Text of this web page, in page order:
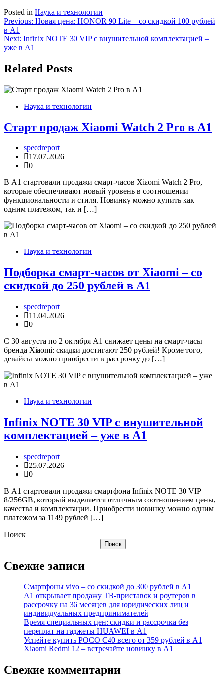
Posted in Наука и технологии
Навигация
по
записям
Previous: Новая цена: HONOR 90 Lite – со скидкой 100 рублей
в А1
Next: Infinix NOTE 30 VIP с внушительной комплектацией –
уже в А1
Related Posts
Наука и технологии
Старт продаж Xiaomi Watch 2 Pro в А1
speedreport
17.07.2026
0
В А1 стартовали продажи смарт-часов Xiaomi Watch 2 Pro,
которые обеспечивают новый уровень в соотношении
функциональности и стиля. Новинку можно купить как
одним платежом, так и […]
Наука и технологии
Подборка смарт-часов от Xiaomi – со
скидкой до 250 рублей в А1
speedreport
11.04.2026
0
С 30 августа по 2 октября А1 снижает цены на смарт-часы
бренда Xiaomi: скидки достигают 250 рублей! Кроме того,
девайсы можно приобрести в рассрочку до […]
Наука и технологии
Infinix NOTE 30 VIP с внушительной
комплектацией – уже в А1
speedreport
25.07.2026
0
В А1 стартовали продажи смартфона Infinix NOTE 30 VIP
8/256GB, который выделяется отличным соотношением цены,
качества и комплектации. Приобрести новинку можно одним
платежом за 1149 рублей […]
Поиск
Поиск
Свежие записи
Смартфоны vivo – со скидкой до 300 рублей в А1
А1 открывает продажу ТВ-приставок и роутеров в
рассрочку на 36 месяцев для юридических лиц и
индивидуальных предпринимателей
Время специальных цен: скидки и рассрочка без
переплат на гаджеты HUAWEI в А1
Успейте купить POCO C40 всего от 359 рублей в А1
Xiaomi Redmi 12 – встречайте новинку в А1
Свежие комментарии